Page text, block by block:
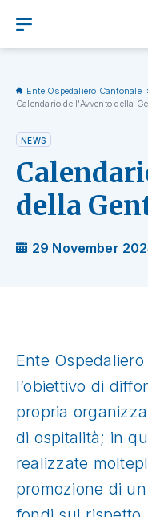
Ente Ospedaliero Cantonale
Calendario dell'Avvento della
NEWS
della
29 November
Ente
l’obiettivo di
propria
di ospitalità; in
realizzate
promozione di